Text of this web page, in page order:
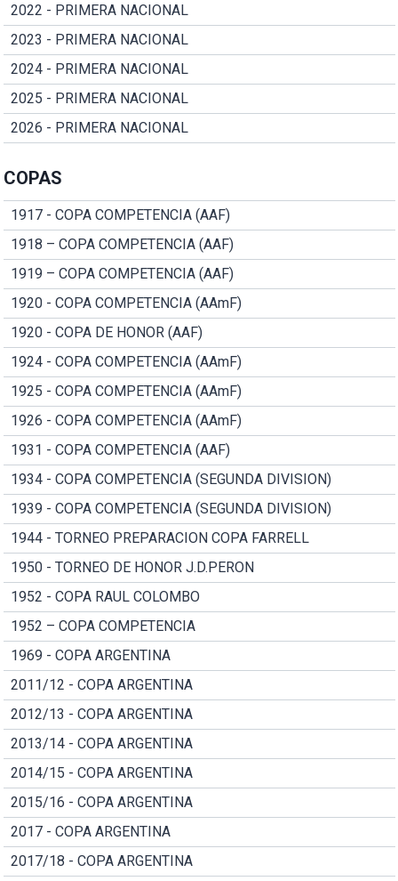
2022 - PRIMERA NACIONAL
2023 - PRIMERA NACIONAL
2024 - PRIMERA NACIONAL
2025 - PRIMERA NACIONAL
2026 - PRIMERA NACIONAL
COPAS
1917 - COPA COMPETENCIA (AAF)
1918 – COPA COMPETENCIA (AAF)
1919 – COPA COMPETENCIA (AAF)
1920 - COPA COMPETENCIA (AAmF)
1920 - COPA DE HONOR (AAF)
1924 - COPA COMPETENCIA (AAmF)
1925 - COPA COMPETENCIA (AAmF)
1926 - COPA COMPETENCIA (AAmF)
1931 - COPA COMPETENCIA (AAF)
1934 - COPA COMPETENCIA (SEGUNDA DIVISION)
1939 - COPA COMPETENCIA (SEGUNDA DIVISION)
1944 - TORNEO PREPARACION COPA FARRELL
1950 - TORNEO DE HONOR J.D.PERON
1952 - COPA RAUL COLOMBO
1952 – COPA COMPETENCIA
1969 - COPA ARGENTINA
2011/12 - COPA ARGENTINA
2012/13 - COPA ARGENTINA
2013/14 - COPA ARGENTINA
2014/15 - COPA ARGENTINA
2015/16 - COPA ARGENTINA
2017 - COPA ARGENTINA
2017/18 - COPA ARGENTINA